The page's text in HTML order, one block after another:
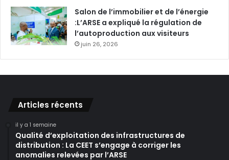
Salon de l’immobilier et de l’énergie
:L’ARSE a expliqué la régulation de
l’autoproduction aux visiteurs
juin 26, 2026
Articles récents
il y a 1 semaine
Qualité d’exploitation des infrastructures de
distribution : La CEET s’engage à corriger les
anomalies relevées par l’ARSE